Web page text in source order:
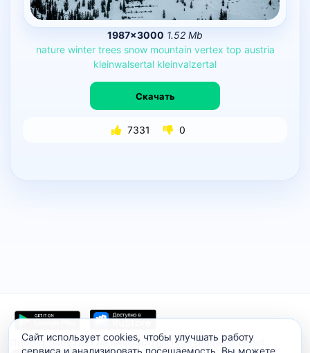
1987×3000 1.52 Mb
nature winter trees snow mountain vertex top austria
kleinwalsertal kleinvalzertal
Скачать
7331 0
Проект работает на инфраструктуре timeweb.cloud
Сайт использует cookies, чтобы улучшать работу
сервиса и анализировать посещаемость. Вы можете